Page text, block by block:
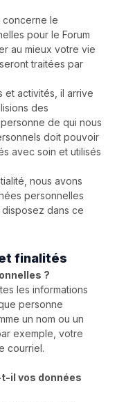
concerne le
pour le Forum
au mieux votre vie
traitées par
et activités, il arrive
des
de qui nous
doit pouvoir
avec soin et utilisés
nous avons
personnelles
dans ce
finalités
?
les informations
personne
un nom ou un
exemple, votre
courriel.
il vos données